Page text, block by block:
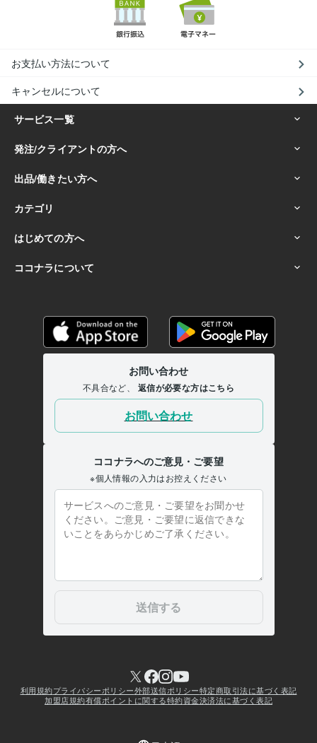
お支払い方法について
キャンセルについて